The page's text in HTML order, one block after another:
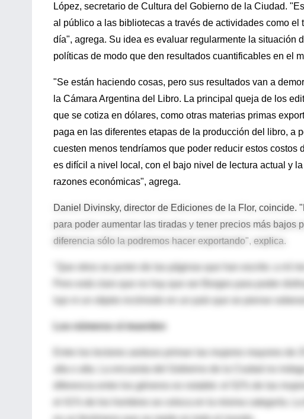
López, secretario de Cultura del Gobierno de la Ciudad.
al público a las bibliotecas a través de actividades como
día", agrega. Su idea es evaluar regularmente la situación
políticas de modo que den resultados cuantificables en el
"Se están haciendo cosas, pero sus resultados van a
la Cámara Argentina del Libro. La principal queja de los
que se cotiza en dólares, como otras materias primas
paga en las diferentes etapas de la producción del libro, a
cuesten menos tendríamos que poder reducir estos
es difícil a nivel local, con el bajo nivel de lectura actual y
razones económicas", agrega.
Daniel Divinsky, director de Ediciones de la Flor,
para poder aumentar las tiradas y tener precios más bajos
diferencia sólo la podremos hacer exportando", explica.
"Que otros se jacten de las páginas que han escrito: a mí
Pero está claro que no hay que ser Borges para poder
Los números sí muerden
Entre los lectores asiduos priman las mujeres mayores de
alta o alta. La encuesta del Gobierno de la Ciudad no
el 41% de los hombres se coloca en la misma categoría.